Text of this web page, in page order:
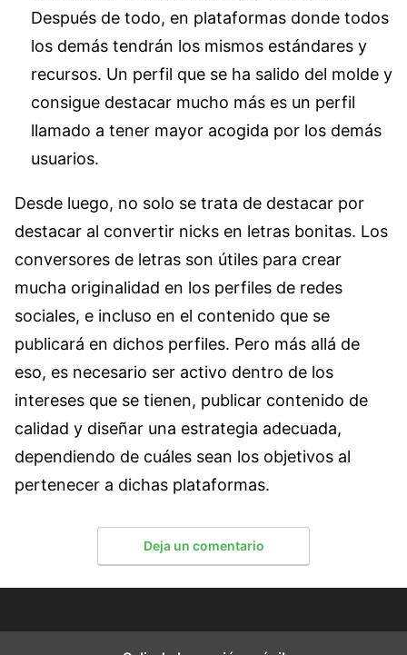
Después de todo, en plataformas donde todos
los demás tendrán los mismos estándares y
recursos. Un perfil que se ha salido del molde y
consigue destacar mucho más es un perfil
llamado a tener mayor acogida por los demás
usuarios.
Desde luego, no solo se trata de destacar por
destacar al convertir nicks en letras bonitas. Los
conversores de letras son útiles para crear
mucha originalidad en los perfiles de redes
sociales, e incluso en el contenido que se
publicará en dichos perfiles. Pero más allá de
eso, es necesario ser activo dentro de los
intereses que se tienen, publicar contenido de
calidad y diseñar una estrategia adecuada,
dependiendo de cuáles sean los objetivos al
pertenecer a dichas plataformas.
Deja un comentario